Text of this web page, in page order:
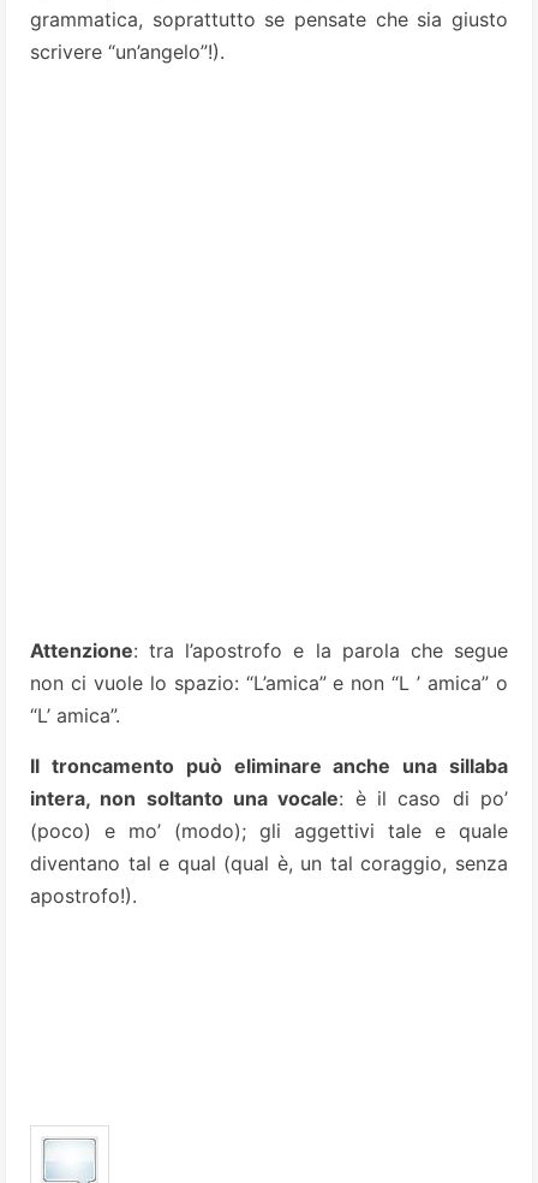
grammatica, soprattutto se pensate che sia giusto
scrivere “un’angelo”!).
Attenzione: tra l’apostrofo e la parola che segue
non ci vuole lo spazio: “L’amica” e non “L ’ amica” o
“L’ amica”.
Il troncamento può eliminare anche una sillaba
intera, non soltanto una vocale: è il caso di po’
(poco) e mo’ (modo); gli aggettivi tale e quale
diventano tal e qual (qual è, un tal coraggio, senza
apostrofo!).